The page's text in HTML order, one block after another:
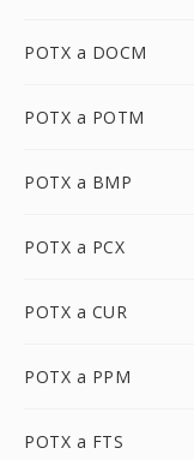
POTX a DOCM
POTX a POTM
POTX a BMP
POTX a PCX
POTX a CUR
POTX a PPM
POTX a FTS